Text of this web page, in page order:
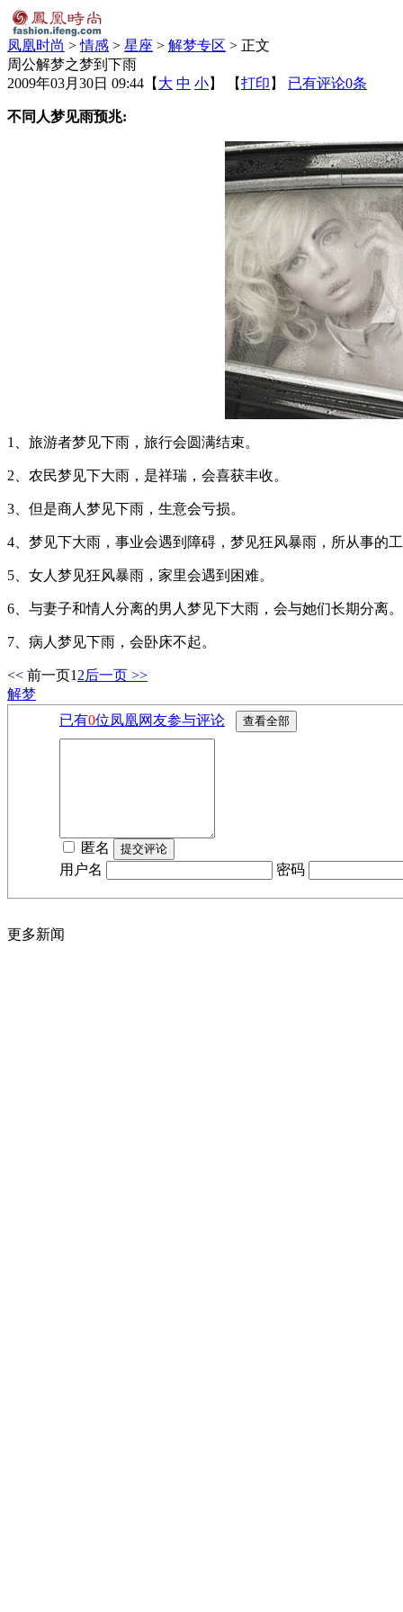
凤凰时尚 >情感 > 星座 > 解梦专区 > 正文
周公解梦之梦到下雨
2009年03月30日 09:44 【 大 中 小】 【打印 】 已有评论0条
不同人梦见雨预兆:
1、旅游者梦见下雨，旅行会圆满结束。
2、农民梦见下大雨，是祥瑞，会喜获丰收。
3、但是商人梦见下雨，生意会亏损。
4、梦见下大雨，事业会遇到障碍，梦见狂风暴雨，所从事的
5、女人梦见狂风暴雨，家里会遇到困难。
6、与妻子和情人分离的男人梦见下大雨，会与她们长期分离。
7、病人梦见下雨，会卧床不起。
<< 前一页1 2后一页 >>
解梦
已有0位凤凰网友参与评论
匿名
用户名
密码
更多新闻